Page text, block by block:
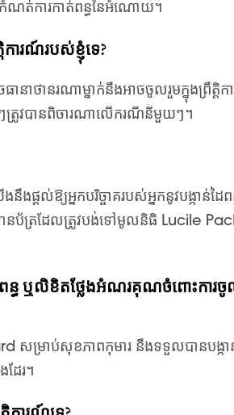
កំណត់ការកាត់ពន្ធនៃអំណោយ។
ការណ៍របស់ខ្ញុំទេ?
នាថានរណាម្នាក់នឹងអាចចូលរួមក្នុងព្រឹត្តិ
ៗត្រូវបានពិចារណាលើករណីនីមួយៗ។
តល់ឱ្យអ្នកបរិច្ចាគរបស់អ្នកនូវបង្កាន់ដៃ
ប័ត្រដែលត្រូវបង់ទៅមូលនិធិ Lucile
ពន្ធ ឬលិខិតថ្លែងអំណរគុណចំពោះការ
សម្រាប់សុខភាពកុមារ នឹងទទួលបានបង្កា
ែរ។